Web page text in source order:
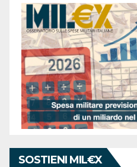
SOSTIENI MIL€X